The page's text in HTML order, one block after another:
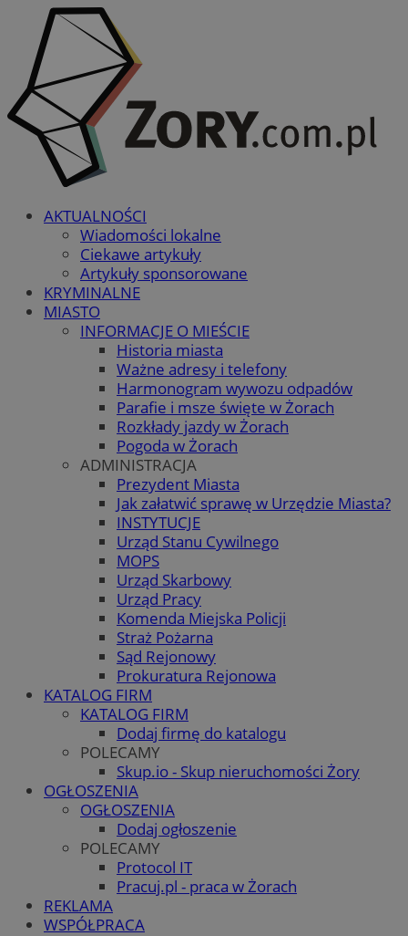
AKTUALNOŚCI
Wiadomości lokalne
Ciekawe artykuły
Artykuły sponsorowane
KRYMINALNE
MIASTO
INFORMACJE O MIEŚCIE
Historia miasta
Ważne adresy i telefony
Harmonogram wywozu odpadów
Parafie i msze święte w Żorach
Rozkłady jazdy w Żorach
Pogoda w Żorach
ADMINISTRACJA
Prezydent Miasta
Jak załatwić sprawę w Urzędzie Miasta?
INSTYTUCJE
Urząd Stanu Cywilnego
MOPS
Urząd Skarbowy
Urząd Pracy
Komenda Miejska Policji
Straż Pożarna
Sąd Rejonowy
Prokuratura Rejonowa
KATALOG FIRM
KATALOG FIRM
Dodaj firmę do katalogu
POLECAMY
Skup.io - Skup nieruchomości Żory
OGŁOSZENIA
OGŁOSZENIA
Dodaj ogłoszenie
POLECAMY
Protocol IT
Pracuj.pl - praca w Żorach
REKLAMA
WSPÓŁPRACA